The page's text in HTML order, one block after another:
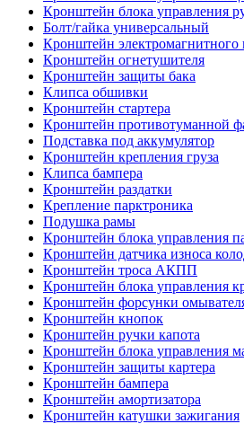
Кронштейн блока управления
Болт/гайка универсальный
Кронштейн электромагнитного
Кронштейн огнетушителя
Кронштейн защиты бака
Клипса обшивки
Кронштейн стартера
Кронштейн противотуманной
Подставка под аккумулятор
Кронштейн крепления груза
Клипса бампера
Кронштейн раздатки
Крепление парктроника
Подушка рамы
Кронштейн блока управления
Кронштейн датчика износа
Кронштейн троса АКПП
Кронштейн блока управления
Кронштейн форсунки
Кронштейн кнопок
Кронштейн ручки капота
Кронштейн блока управления
Кронштейн защиты картера
Кронштейн бампера
Кронштейн амортизатора
Кронштейн катушки зажигания